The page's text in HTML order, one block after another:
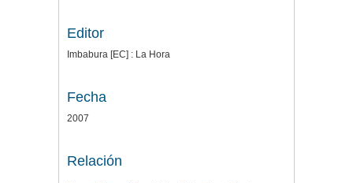
Editor
Imbabura [EC] : La Hora
Fecha
2007
Relación